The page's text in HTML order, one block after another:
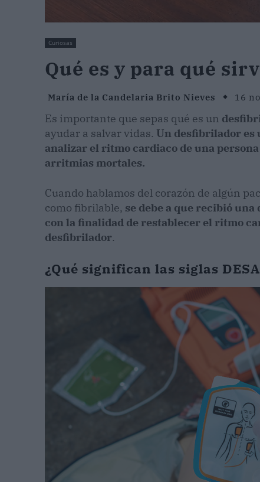
Curiosas
Qué es y para qué
María de la Candelaria Brito Nieves 16
Es importante que sepas qué es un
ayudar a salvar vidas. Un desfibrilador es
analizar el ritmo cardiaco de una
arritmias mortales.
Cuando hablamos del corazón de algún
como fibrilable, se debe a que recibió
con la finalidad de restablecer el ritmo
desfibrilador.
¿Qué significan las siglas